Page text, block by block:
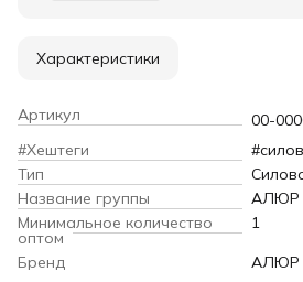
Характеристики
Артикул
00-
#Хештеги
Тип
Название группы
АЛЮР
Минимальное количество
оптом
1
Бренд
АЛЮР